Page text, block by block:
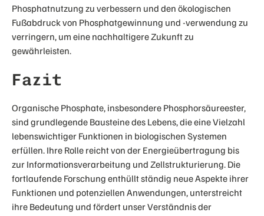
Phosphatnutzung zu verbessern und den ökologischen
Fußabdruck von Phosphatgewinnung und -verwendung zu
verringern, um eine nachhaltigere Zukunft zu
gewährleisten.
Fazit
Organische Phosphate, insbesondere Phosphorsäureester,
sind grundlegende Bausteine des Lebens, die eine Vielzahl
lebenswichtiger Funktionen in biologischen Systemen
erfüllen. Ihre Rolle reicht von der Energieübertragung bis
zur Informationsverarbeitung und Zellstrukturierung. Die
fortlaufende Forschung enthüllt ständig neue Aspekte ihrer
Funktionen und potenziellen Anwendungen, unterstreicht
ihre Bedeutung und fördert unser Verständnis der